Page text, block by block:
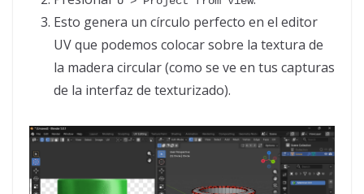
Esto genera un círculo perfecto en el editor
UV que podemos colocar sobre la textura de
la madera circular (como se ve en tus capturas
de la interfaz de texturizado).